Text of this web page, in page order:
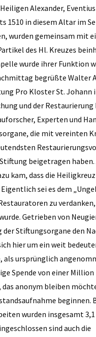
Alexander,
1510 in diesem Altar im
wurden gemeinsam mit
des Hl. Kreuzes
wurde ihrer Funktion
begrüßte Walter
Pro Kloster St. Johann
und der
Experten und
die mit vereinten
beigetragen haben.
kam, dass die
sei es dem
zu verdanken,
Getrieben von
Stiftungsorgane den
hier um ein weit
als ursprünglich
Spende von einer Million
das anonym bleiben
beginnen.
wurden insgesamt 3,1
sind auch die